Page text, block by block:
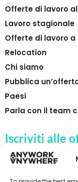
Offerte di lavoro
Lavoro stagionale
Offerte di lavoro
Relocation
Chi siamo
Pubblica
Paesi
Parla con il team
Iscriviti alle
Anywork